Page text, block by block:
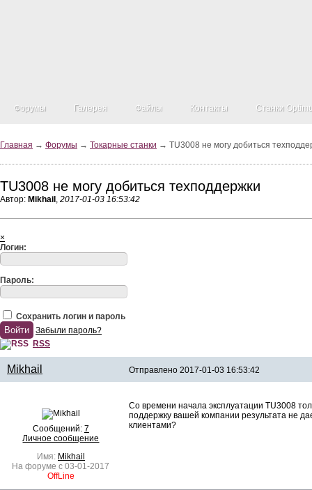
Форумы Галерея Файлы Контакты Станки
Главная → Форумы → Токарные станки → TU3008 не могу добиться
TU3008 не могу добиться техподдержки
Автор: Mikhail , 2017-01-03 16:53:42
×
Логин:
Пароль:
Сохранить логин и пароль
Забыли пароль?
RSS
Mikhail Отправлено 2017-01-03 16:53:42
Сообщений: 7
Личное сообщение
Имя: Mikhail
На форуме с 03-01-2017
OffLine
Со времени начала эксплуатации TU3008
поддержку вашей компании результата не
клиентами?